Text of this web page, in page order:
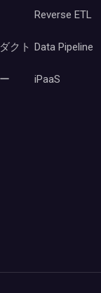
クト
Reverse ETL
Data Pipeline
iPaaS